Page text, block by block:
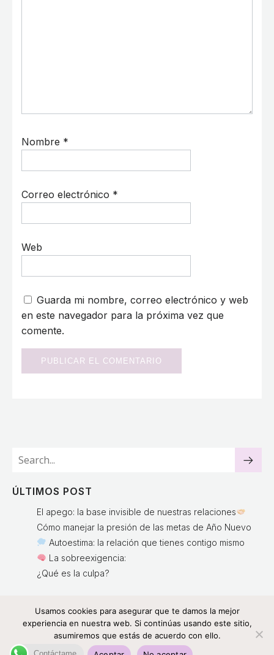
Nombre *
Correo electrónico *
Web
Guarda mi nombre, correo electrónico y web
en este navegador para la próxima vez que
comente.
ÚLTIMOS POST
El apego: la base invisible de nuestras relaciones
Cómo manejar la presión de las metas de Año Nuevo
Autoestima: la relación que tienes contigo mismo
La sobreexigencia:
¿Qué es la culpa?
© 2026 Claudia JV Psicología. Created with
using
WordPress andKubio
Usamos cookies para asegurar que te damos la mejor
experiencia en nuestra web. Si continúas usando este sitio,
asumiremos que estás de acuerdo con ello.